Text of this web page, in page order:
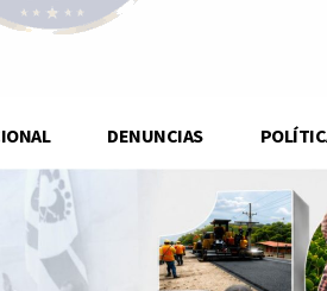
DENUNCIAS